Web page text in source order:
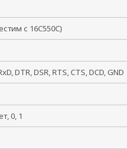
с 16C550C)
DTR, DSR, RTS, CTS, DCD, GND
0, 1